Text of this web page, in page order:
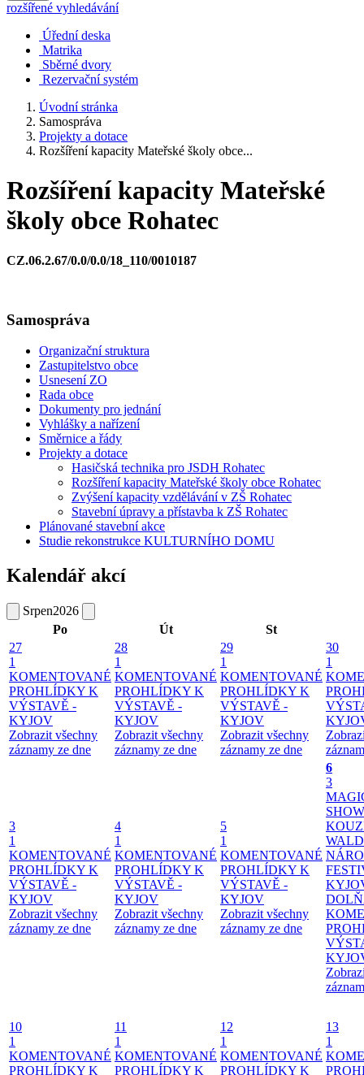
rozšířené vyhledávání
Úřední deska
Matrika
Sběrné dvory
Rezervační systém
Úvodní stránka
Samospráva
Projekty a dotace
Rozšíření kapacity Mateřské školy obce...
Rozšíření kapacity Mateřské
školy obce Rohatec
CZ.06.2.67/0.0/0.0/18_110/0010187
Samospráva
Organizační struktura
Zastupitelstvo obce
Usnesení ZO
Rada obce
Dokumenty pro jednání
Vyhlášky a nařízení
Směrnice a řády
Projekty a dotace
Hasičská technika pro JSDH Rohatec
Rozšíření kapacity Mateřské školy obce Rohatec
Zvýšení kapacity vzdělávání v ZŠ Rohatec
Stavební úpravy a přístavba k ZŠ Rohatec
Plánované stavební akce
Studie rekonstrukce KULTURNÍHO DOMU
Kalendář akcí
Srpen2026
Po
Út
St
27
1
KOMENTOVANÉ
PROHLÍDKY K
VÝSTAVĚ -
KYJOV
Zobrazit všechny
záznamy ze dne
28
1
KOMENTOVANÉ
PROHLÍDKY K
VÝSTAVĚ -
KYJOV
Zobrazit všechny
záznamy ze dne
29
1
KOMENTOVANÉ
PROHLÍDKY K
VÝSTAVĚ -
KYJOV
Zobrazit všechny
záznamy ze dne
30
1
3
1
KOMENTOVANÉ
PROHLÍDKY K
VÝSTAVĚ -
KYJOV
Zobrazit všechny
záznamy ze dne
4
1
KOMENTOVANÉ
PROHLÍDKY K
VÝSTAVĚ -
KYJOV
Zobrazit všechny
záznamy ze dne
5
1
KOMENTOVANÉ
PROHLÍDKY K
VÝSTAVĚ -
KYJOV
Zobrazit všechny
záznamy ze dne
6
3
10
1
KOMENTOVANÉ
PROHLÍDKY K
11
1
KOMENTOVANÉ
PROHLÍDKY K
12
1
KOMENTOVANÉ
PROHLÍDKY K
13
1